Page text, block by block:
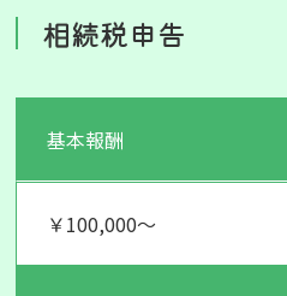
相続税申告
基本報酬
￥100,000～